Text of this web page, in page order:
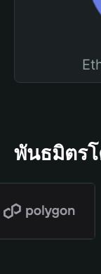
พันธมิตร